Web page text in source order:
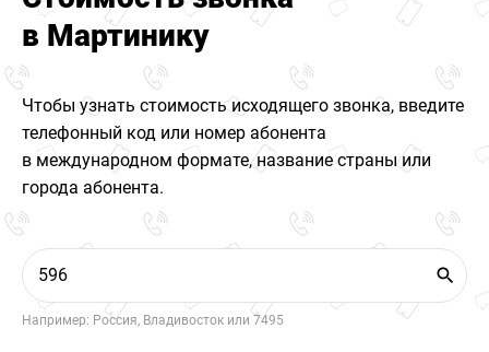
в Мартинику
Чтобы узнать стоимость исходящего звонка, введите
телефонный код или номер абонента
в международном формате, название страны или
города абонента.
Например: Россия, Владивосток или 7495